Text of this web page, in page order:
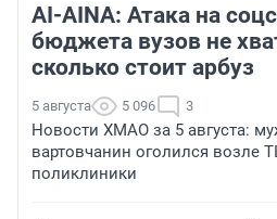
AI-AINA: Атака на
бюджета вузов не
сколько стоит арбуз
5 августа 5 096 3
Новости ХМАО за 5 августа:
вартовчанин оголился возле
поликлиники